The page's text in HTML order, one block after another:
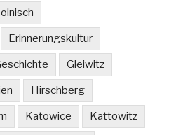
Erinnerungskultur
Gleiwitz
Hirschberg
Katowice Kattowitz